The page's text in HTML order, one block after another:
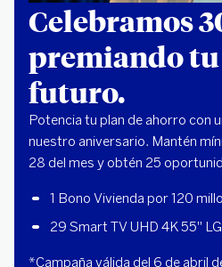
Celebramos
premiando
futuro.
Potencia tu plan de ahorro con
nuestro aniversario. Mantén
28 del mes y obtén 25
1 Bono Vivienda por 120
29 Smart TV UHD 4K 55"
*Campaña válida del 6 de abril